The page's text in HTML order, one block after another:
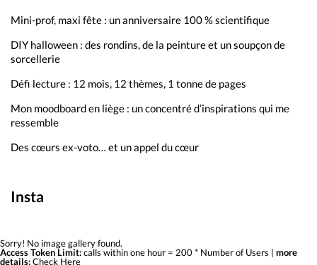
Mini-prof, maxi fête : un anniversaire 100 % scientifique
DIY halloween : des rondins, de la peinture et un soupçon de
sorcellerie
Défi lecture : 12 mois, 12 thèmes, 1 tonne de pages
Mon moodboard en liège : un concentré d’inspirations qui me
ressemble
Des cœurs ex-voto… et un appel du cœur
Insta
Sorry! No image gallery found.
Access Token Limit:calls within one hour = 200 * Number of Users | more
details:Check Here